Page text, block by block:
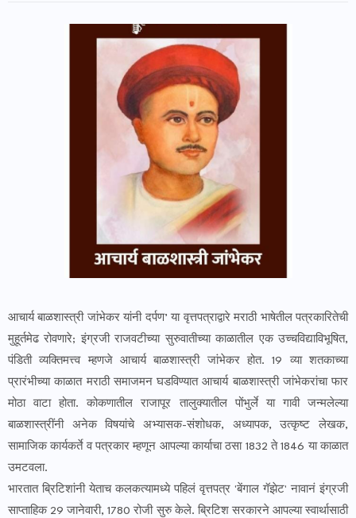
आचार्य बाळशास्त्री जांभेकर यांनी दर्पण’ या वृत्तपत्राद्वारे मराठी भाषेतील पत्रकारितेची
मुहूर्तमेढ रोवणारे; इंग्रजी राजवटीच्या सुरुवातीच्या काळातील एक उच्चविद्याविभूषित,
पंडिती व्यक्तिमत्त्व म्हणजे आचार्य बाळशास्त्री जांभेकर होत. 19 व्या शतकाच्या
प्रारंभीच्या काळात मराठी समाजमन घडविण्यात आचार्य बाळशास्त्री जांभेकरांचा फार
मोठा वाटा होता. कोकणातील राजापूर तालुक्यातील पोंभुर्ले या गावी जन्मलेल्या
बाळशास्त्रींनी अनेक विषयांचे अभ्यासक-संशोधक, अध्यापक, उत्कृष्ट लेखक,
सामाजिक कार्यकर्ते व पत्रकार म्हणून आपल्या कार्याचा ठसा 1832 ते 1846 या काळात
उमटवला.
भारतात ब्रिटिशांनी येताच कलकत्यामध्ये पहिलं वृत्तपत्र 'बेंगाल गॅझेट' नावानं इंग्रजी
साप्ताहिक 29 जानेवारी, 1780 रोजी सुरु केले. ब्रिटिश सरकारने आपल्या स्वार्थासाठी